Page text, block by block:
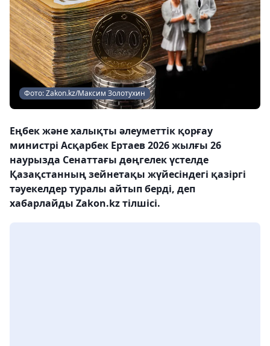
Фото: Zakon.kz/Максим Золотухин
Еңбек және халықты әлеуметтік қорғау
министрі Асқарбек Ертаев 2026 жылғы 26
наурызда Сенаттағы дөңгелек үстелде
Қазақстанның зейнетақы жүйесіндегі қазіргі
тәуекелдер туралы айтып берді, деп
хабарлайды Zakon.kz тілшісі.